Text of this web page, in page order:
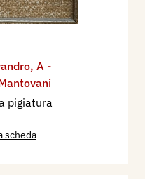
, A -
pigiatura
scheda